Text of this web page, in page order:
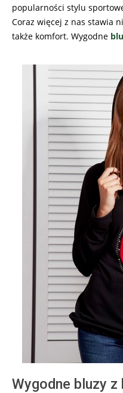
popularności stylu
Coraz więcej z nas stawia
także komfort. Wygodne
Wygodne bluzy